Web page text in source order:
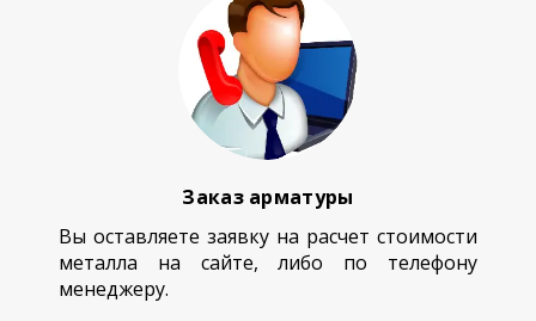
Заказ арматуры
Вы оставляете заявку на расчет стоимости
металла на сайте, либо по телефону
менеджеру.